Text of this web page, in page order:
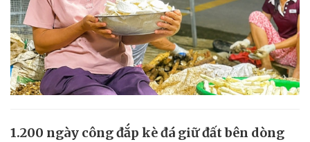
1.200 ngày công đắp kè đá giữ đất bên dòng